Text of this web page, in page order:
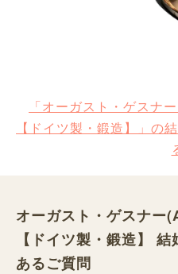
「オーガスト・ゲスナ
【ドイツ製・鍛造】」の
オーガスト・ゲスナー
【ドイツ製・鍛造】
あるご質問